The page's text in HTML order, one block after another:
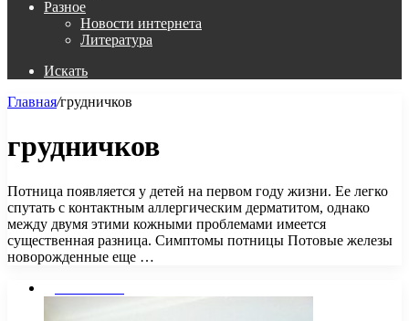
Разное
Новости интернета
Литература
Искать
Главная/грудничков
грудничков
Потница появляется у детей на первом году жизни. Ее легко
спутать с контактным аллергическим дерматитом, однако
между двумя этими кожными проблемами имеется
существенная разница. Симптомы потницы Потовые железы
новорожденные еще …